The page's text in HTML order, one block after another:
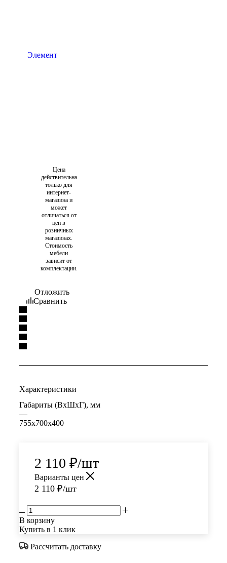
Цена
действительна
только для
интернет-
магазина и
может
отличаться от
цен в
розничных
магазинах.
Стоимость
мебели
зависит от
комплектации.
Отложить
Сравнить
Характеристики
Габариты (ВхШхГ), мм
—
755х700х400
2 110 ₽/шт
Варианты цен
2 110 ₽/шт
В корзину
Купить в 1 клик
Рассчитать доставку